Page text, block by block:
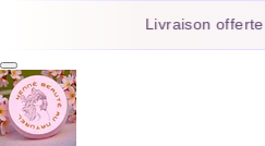
Livraison offerte
contenu
principal